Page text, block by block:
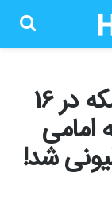
پیش بینی قیمت طلا و سکه در 16
سکه امامی